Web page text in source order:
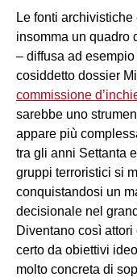
Le fonti
insomma un quadro
– diffusa ad
cosiddetto dossier
commissione
sarebbe uno
appare più
tra gli anni Settanta
gruppi terroristici si
conquistandosi un
decisionale nel
Diventano così
certo da obiettivi
molto concreta di